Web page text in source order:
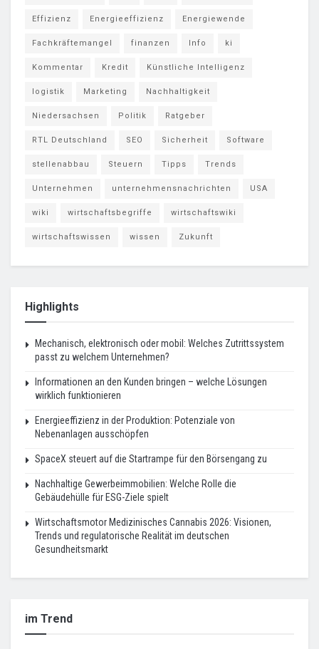
Effizienz Energieeffizienz Energiewende
Fachkräftemangel finanzen Info ki
Kommentar Kredit Künstliche Intelligenz
logistik Marketing Nachhaltigkeit
Niedersachsen Politik Ratgeber
RTL Deutschland SEO Sicherheit Software
stellenabbau Steuern Tipps Trends
Unternehmen unternehmensnachrichten USA
wiki wirtschaftsbegriffe wirtschaftswiki
wirtschaftswissen wissen Zukunft
Highlights
Mechanisch, elektronisch oder mobil: Welches Zutrittssystem
passt zu welchem Unternehmen?
Informationen an den Kunden bringen – welche Lösungen
wirklich funktionieren
Energieeffizienz in der Produktion: Potenziale von
Nebenanlagen ausschöpfen
SpaceX steuert auf die Startrampe für den Börsengang zu
Nachhaltige Gewerbeimmobilien: Welche Rolle die
Gebäudehülle für ESG-Ziele spielt
Wirtschaftsmotor Medizinisches Cannabis 2026: Visionen,
Trends und regulatorische Realität im deutschen
Gesundheitsmarkt
im Trend